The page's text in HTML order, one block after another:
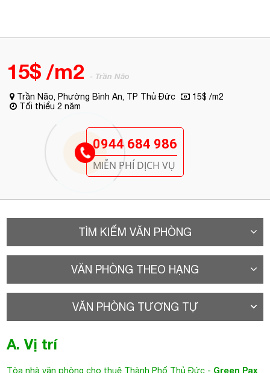
15$ /m2 - Trần Não
Trần Não, Phường Bình An, TP Thủ Đức
15$ /m2
Tối thiểu 2 năm
0944 684 986
MIỄN PHÍ DỊCH VỤ
TÌM KIẾM VĂN PHÒNG
VĂN PHÒNG THEO HẠNG
VĂN PHÒNG TƯƠNG TỰ
A. Vị trí
Tòa nhà văn phòng cho thuê Thành Phố Thủ Đức
Green Pax